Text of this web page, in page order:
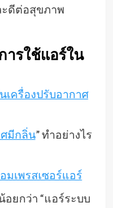
ดีต่อสุขภาพ
ารใช้แอร์ใน
นเครื่องปรับอากาศ
ศมีกลิ่น” ทำอย่างไร
มเพรสเซอร์แอร์
อยกว่า “แอร์ระบบ